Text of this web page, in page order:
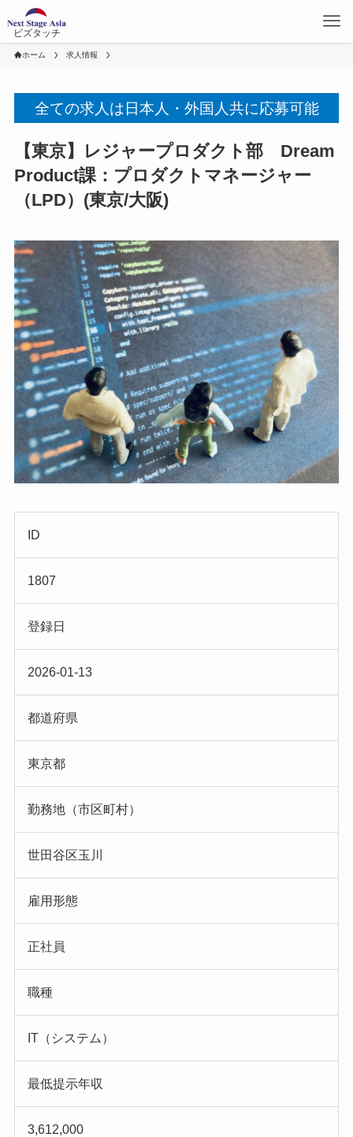
ビズタッチ
ホーム 求人情報
全ての求人は日本人・外国人共に応募可能
【東京】レジャープロダクト部 Dream
Product課：プロダクトマネージャー
（LPD）(東京/大阪)
ID
1807
登録日
2026-01-13
都道府県
東京都
勤務地（市区町村）
世田谷区玉川
雇用形態
正社員
職種
IT（システム）
最低提示年収
3,612,000